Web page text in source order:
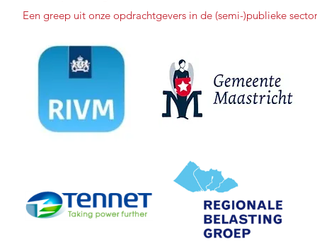
Een greep uit onze opdrachtgevers in de (semi-)publieke